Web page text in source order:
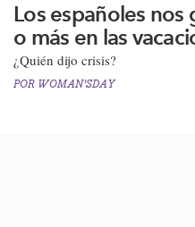
Los españoles nos
o más en las
¿Quién dijo crisis?
POR WOMAN'SDAY